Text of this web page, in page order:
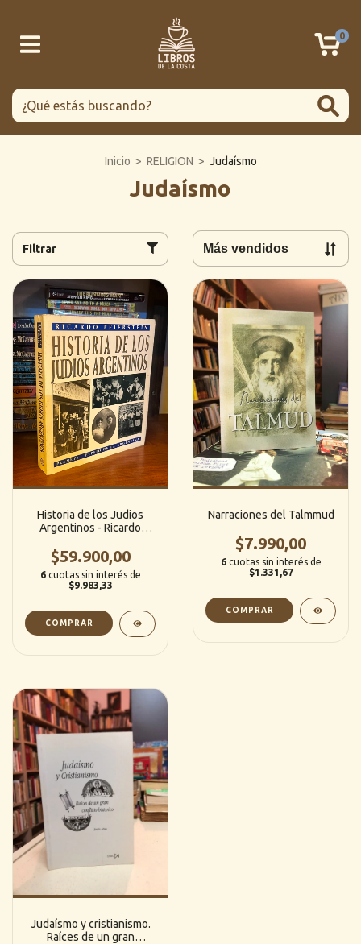
0
Inicio > RELIGION > Judaísmo
Judaísmo
Filtrar
Historia de los Judios
Argentinos - Ricardo
$59.900,00
6 cuotas sin interés de
$9.983,33
Narraciones del Talmmud
$7.990,00
6 cuotas sin interés de
$1.331,67
Judaísmo y cristianismo.
Raíces de un gran